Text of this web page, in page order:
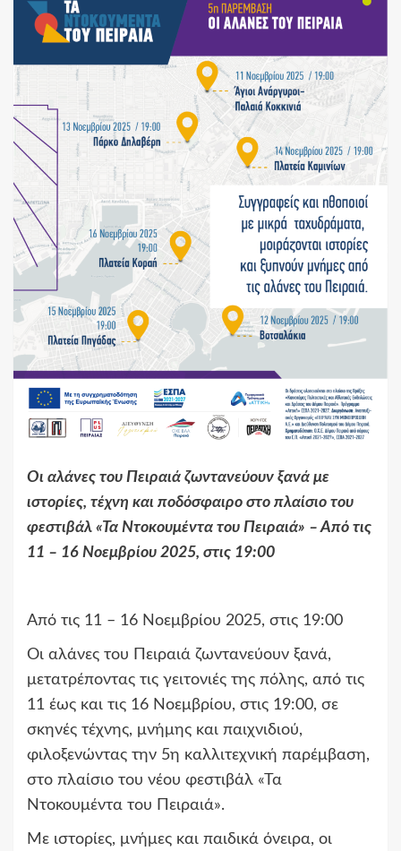
Οι αλάνες του Πειραιά ζωντανεύουν ξανά με
ιστορίες, τέχνη και ποδόσφαιρο στο πλαίσιο του
φεστιβάλ «Τα Ντοκουμέντα του Πειραιά» – Από τις
11 – 16 Νοεμβρίου 2025, στις 19:00
Από τις 11 – 16 Νοεμβρίου 2025, στις 19:00
Οι αλάνες του Πειραιά ζωντανεύουν ξανά,
μετατρέποντας τις γειτονιές της πόλης, από τις
11 έως και τις 16 Νοεμβρίου, στις 19:00, σε
σκηνές τέχνης, μνήμης και παιχνιδιού,
φιλοξενώντας την 5η καλλιτεχνική παρέμβαση,
στο πλαίσιο του νέου φεστιβάλ «Τα
Ντοκουμέντα του Πειραιά».
Με ιστορίες, μνήμες και παιδικά όνειρα, οι